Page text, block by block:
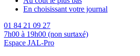
En choisissant votre journal
01 84 21 09 27
7h00 à 19h00 (non surtaxé)
Espace JAL-Pro